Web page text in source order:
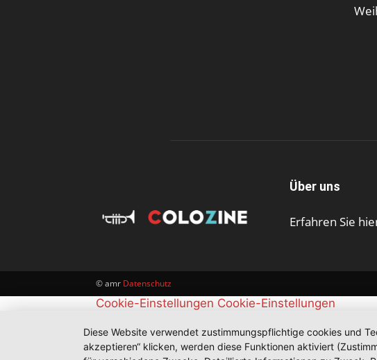
Über uns
Erfahren Sie
© amr Datenschutz
Cookie-Einstellungen Cookie-Einstellungen
Diese Website verwendet zustimmungspflichtige cookies und
akzeptieren“ klicken, werden diese Funktionen aktiviert